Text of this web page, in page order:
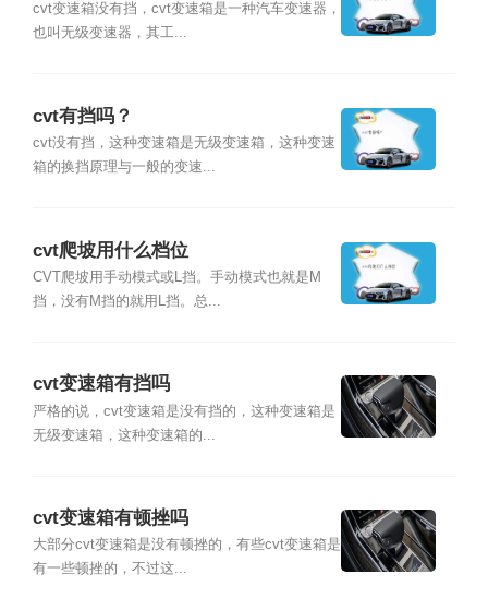
cvt变速箱没有挡，cvt变速箱是一种汽车变速器，
也叫无级变速器，其工...
cvt有挡吗？
cvt没有挡，这种变速箱是无级变速箱，这种变速
箱的换挡原理与一般的变速...
cvt爬坡用什么档位
CVT爬坡用手动模式或L挡。手动模式也就是M
挡，没有M挡的就用L挡。总...
cvt变速箱有挡吗
严格的说，cvt变速箱是没有挡的，这种变速箱是
无级变速箱，这种变速箱的...
cvt变速箱有顿挫吗
大部分cvt变速箱是没有顿挫的，有些cvt变速箱是
有一些顿挫的，不过这...